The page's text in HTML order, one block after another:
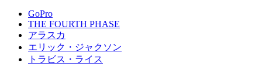
GoPro
THE FOURTH PHASE
アラスカ
エリック・ジャクソン
トラビス・ライス